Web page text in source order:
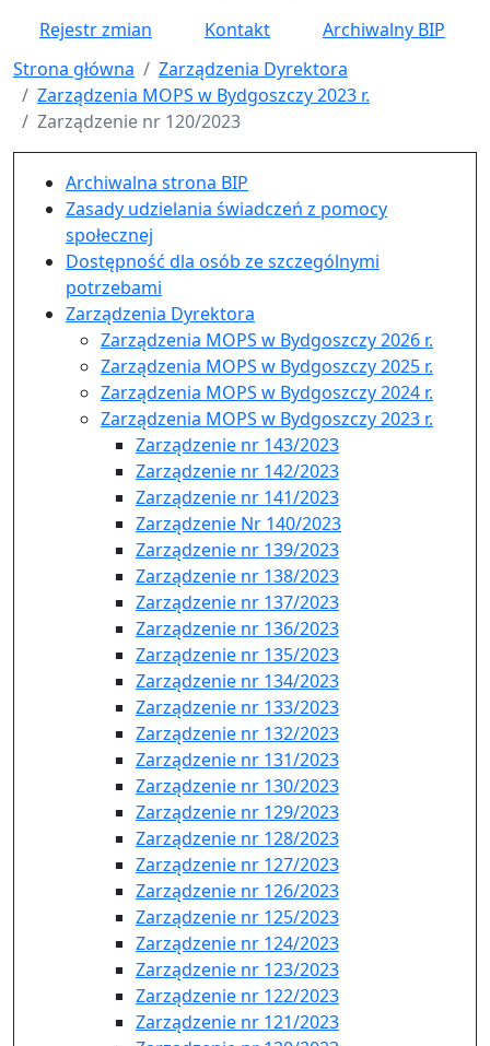
Rejestr zmian Kontakt
Archiwalny BIP
Strona główna
Zarządzenia Dyrektora
Zarządzenia MOPS w Bydgoszczy 2023 r.
Zarządzenie nr 120/2023
Menu główne pionowe
Archiwalna strona BIP
Zasady udzielania świadczeń z pomocy
społecznej
Dostępność dla osób ze szczególnymi
potrzebami
Zarządzenia Dyrektora
Zarządzenia MOPS w Bydgoszczy 2026 r.
Zarządzenia MOPS w Bydgoszczy 2025 r.
Zarządzenia MOPS w Bydgoszczy 2024 r.
Zarządzenia MOPS w Bydgoszczy 2023 r.
Zarządzenie nr 143/2023
Zarządzenie nr 142/2023
Zarządzenie nr 141/2023
Zarządzenie Nr 140/2023
Zarządzenie nr 139/2023
Zarządzenie nr 138/2023
Zarządzenie nr 137/2023
Zarządzenie nr 136/2023
Zarządzenie nr 135/2023
Zarządzenie nr 134/2023
Zarządzenie nr 133/2023
Zarządzenie nr 132/2023
Zarządzenie nr 131/2023
Zarządzenie nr 130/2023
Zarządzenie nr 129/2023
Zarządzenie nr 128/2023
Zarządzenie nr 127/2023
Zarządzenie nr 126/2023
Zarządzenie nr 125/2023
Zarządzenie nr 124/2023
Zarządzenie nr 123/2023
Zarządzenie nr 122/2023
Zarządzenie nr 121/2023